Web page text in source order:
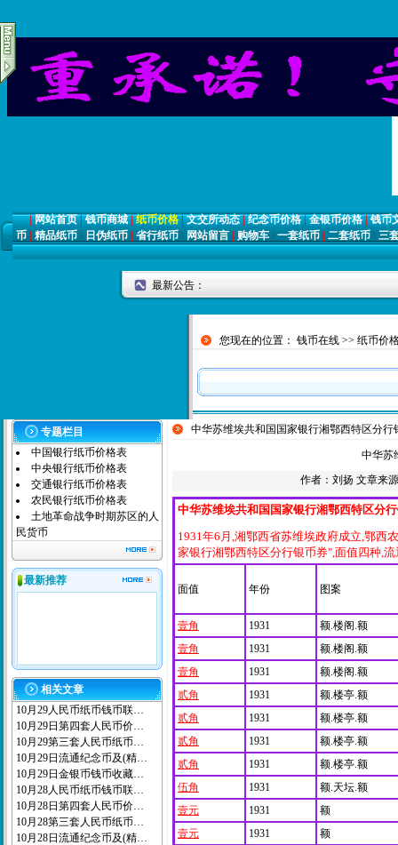
|网站首页|钱币商城|纸币价格|文交所动态|纪念币价格|金银币价格|钱币
币 | 精品纸币 | 日伪纸币 | 省行纸币 | 网站留言 | 购物车 | 一套纸币 | 二套纸币 | 三
最新公告：
您现在的位置： 钱币在线>> 纸币价
专题栏目
中国银行纸币价格表
中央银行纸币价格表
交通银行纸币价格表
农民银行纸币价格表
土地革命战争时期苏区的人
民货币
最新推荐
相关文章
10月29人民币纸币钱币联…
10月29日第四套人民币价…
10月29第三套人民币纸币…
10月29日流通纪念币及(精…
10月29日金银币钱币收藏…
10月28人民币纸币钱币联…
10月28日第四套人民币价…
10月28第三套人民币纸币…
10月28日流通纪念币及(精…
中华苏维埃共和国国家银行湘鄂西特区分行
中华苏
作者： 刘扬 文章来
中华苏维埃共和国国家银行湘鄂西特区分
1931年6月,湘鄂西省苏维埃政府成立,鄂西
家银行湘鄂西特区分行银币券",面值四种,
面值 年份 图案
壹角 1931
额.楼阁.额
壹角
1931
额.楼阁.额
壹角
1931
额.楼阁.额
贰角
1931
额.楼亭.额
贰角
1931
额.楼亭.额
贰角
1931
额.楼亭.额
贰角
1931
额.楼亭.额
伍角
1931
额.天坛.额
壹元
1931
额
壹元
1931
额